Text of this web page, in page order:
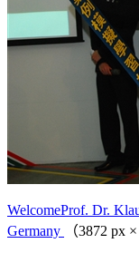
WelcomeProf. Dr.
Germany
（3872 px